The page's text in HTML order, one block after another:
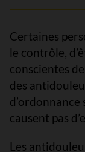
Certaines
le contrôle,
conscientes
des
d’ordonnance
causent pas
Les